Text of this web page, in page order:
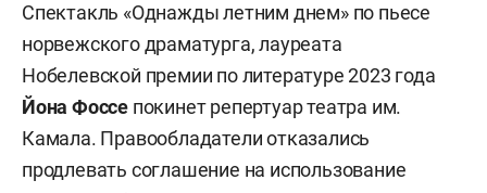
Спектакль «Однажды летним днем» по пьесе
норвежского драматурга, лауреата
Нобелевской премии по литературе 2023 года
Йона Фоссе покинет репертуар театра им.
Камала. Правообладатели отказались
продлевать соглашение на использование